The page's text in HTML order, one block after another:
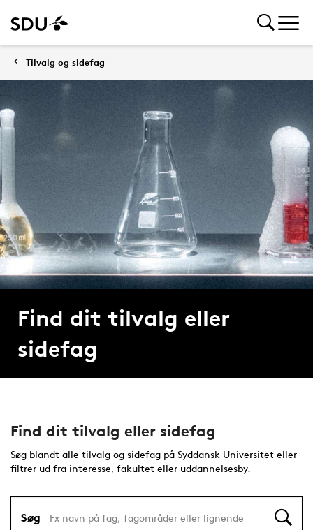
Tilvalg og sidefag
Find dit tilvalg eller
sidefag
Find dit tilvalg eller sidefag
Søg blandt alle tilvalg og sidefag på Syddansk Universitet eller
filtrer ud fra interesse, fakultet eller uddannelsesby.
Søg